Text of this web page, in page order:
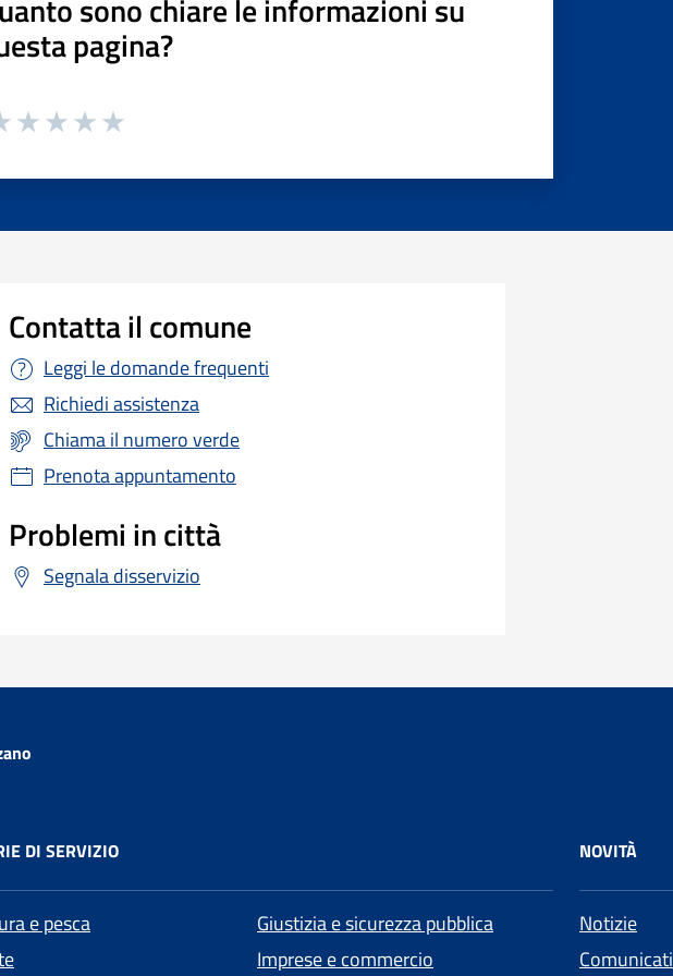
sono chiare le informazioni su
pagina?
Contatta il comune
Leggi le domande frequenti
Richiedi assistenza
Chiama il numero verde
Prenota appuntamento
Problemi in città
Segnala disservizio
DI SERVIZIO
e pesca
Giustizia e sicurezza pubblica
Imprese e commercio
NOVITÀ
Notizie
Comunicati